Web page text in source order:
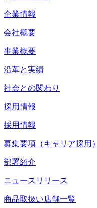
企業情報
会社概要
事業概要
沿革と実績
社会との関わり
採用情報
採用情報
募集要項（キャリア採用）
部署紹介
ニュースリリース
商品取扱い店舗一覧